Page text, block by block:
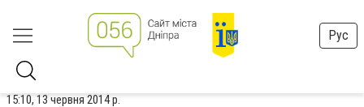
Рус
15:10, 13 червня 2014 р.